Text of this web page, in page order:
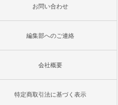
お問い合わせ
編集部へのご連絡
会社概要
特定商取引法に基づく表示